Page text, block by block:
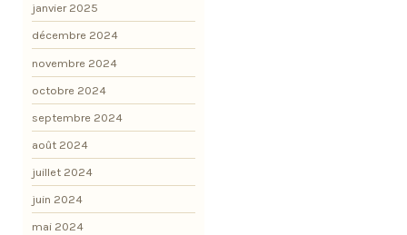
janvier 2025
décembre 2024
novembre 2024
octobre 2024
septembre 2024
août 2024
juillet 2024
juin 2024
mai 2024